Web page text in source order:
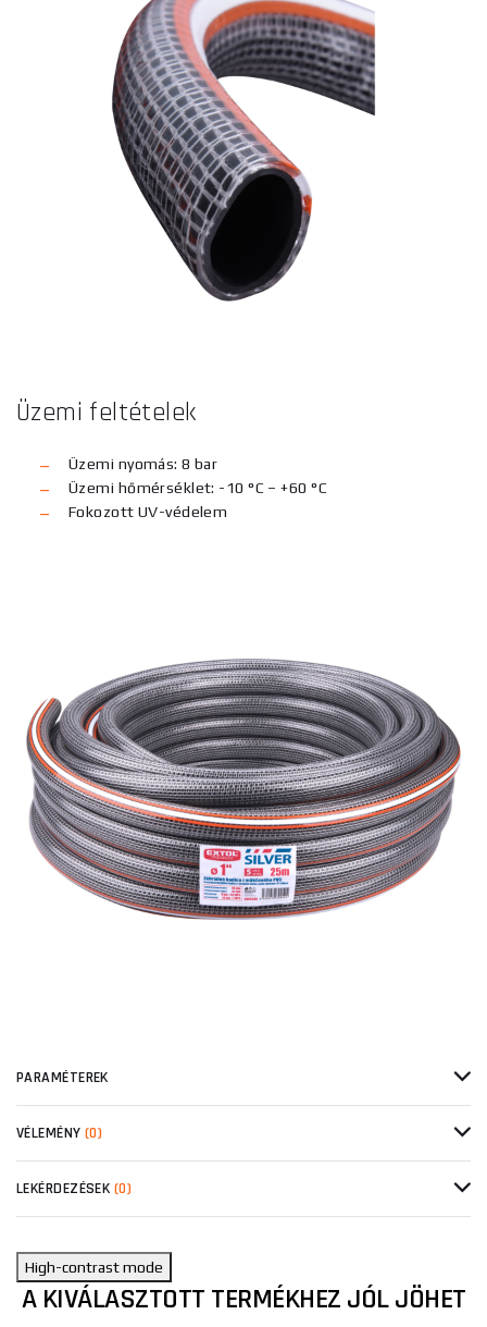
Üzemi feltételek
Üzemi nyomás: 8 bar
Üzemi hőmérséklet: -10 °C – +60 °C
Fokozott UV-védelem
PARAMÉTEREK
VÉLEMÉNY (0)
LEKÉRDEZÉSEK (0)
High-contrast mode
A KIVÁLASZTOTT TERMÉKHEZ JÓL JÖHET